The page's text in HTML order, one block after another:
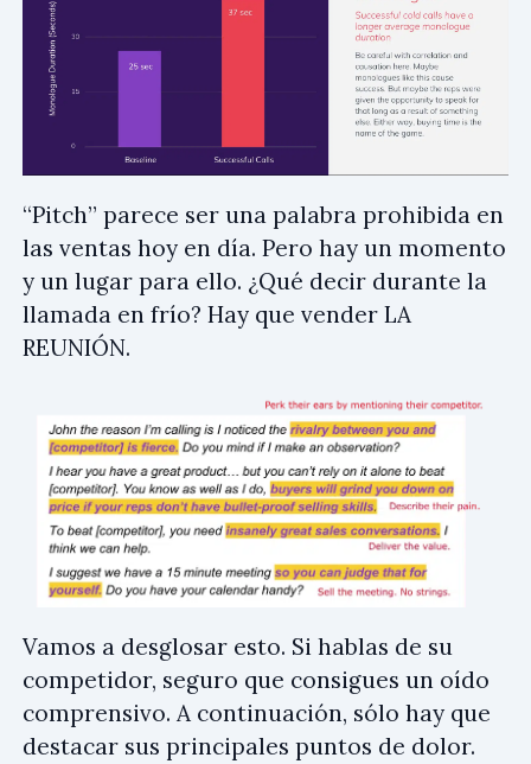
“Pitch” parece ser una palabra prohibida en
las ventas hoy en día. Pero hay un momento
y un lugar para ello. ¿Qué decir durante la
llamada en frío? Hay que vender LA
REUNIÓN.
Vamos a desglosar esto. Si hablas de su
competidor, seguro que consigues un oído
comprensivo. A continuación, sólo hay que
destacar sus principales puntos de dolor.